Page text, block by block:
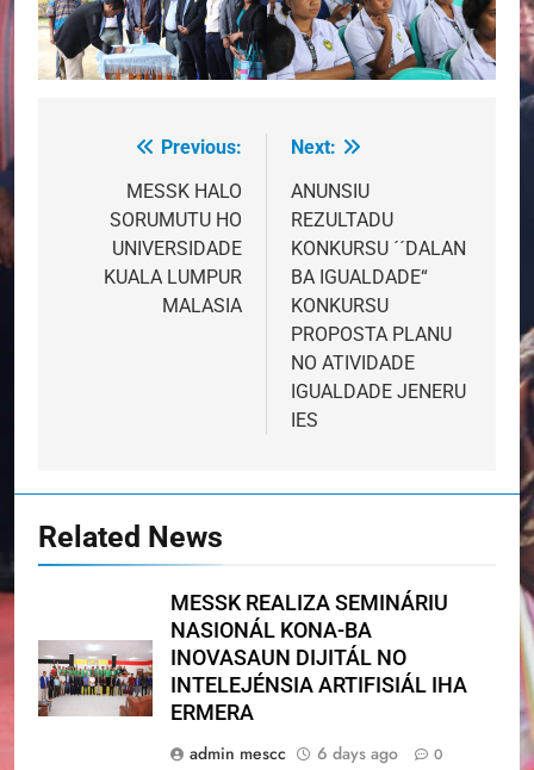
navigation
Previous:
MESSK HALO
SORUMUTU HO
UNIVERSIDADE
KUALA LUMPUR
MALASIA
Next:
ANUNSIU
REZULTADU
KONKURSU ´´DALAN
BA IGUALDADE“
KONKURSU
PROPOSTA PLANU
NO ATIVIDADE
IGUALDADE JENERU
IES
Related News
MESSK REALIZA SEMINÁRIU
NASIONÁL KONA-BA
INOVASAUN DIJITÁL NO
INTELEJÉNSIA ARTIFISIÁL IHA
ERMERA
admin mescc
6 days ago 0